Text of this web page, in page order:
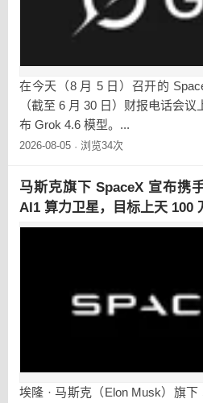
在今天（8 月 5 日）召开的
（截至 6 月 30 日）财报电话会
布 Grok 4.6 模型。...
2026-08-05 · 浏览34次
马斯克旗下 SpaceX 宣布携
AI1 算力卫星，目标上天 100
埃隆 · 马斯克（Elon Musk）旗